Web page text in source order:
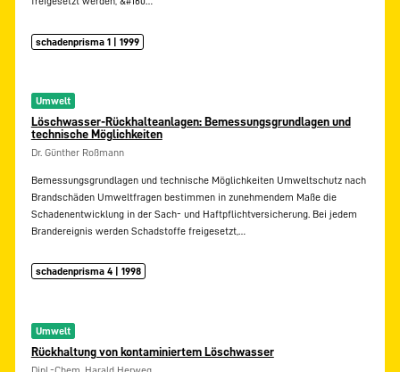
schadenprisma 1 | 1999
Umwelt
Löschwasser-Rückhalteanlagen: Bemessungsgrundlagen und
technische Möglichkeiten
Dr. Günther Roßmann
Bemessungsgrundlagen und technische Möglichkeiten Umweltschutz nach
Brandschäden Umweltfragen bestimmen in zunehmendem Maße die
Schadenentwicklung in der Sach- und Haftpflichtversicherung. Bei jedem
Brandereignis werden Schadstoffe freigesetzt,…
schadenprisma 4 | 1998
Umwelt
Rückhaltung von kontaminiertem Löschwasser